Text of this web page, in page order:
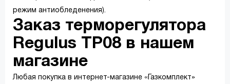
режим антиобледенения).
Заказ терморегулятора
Regulus TP08 в нашем
магазине
Любая покупка в интернет-магазине «Газкомплект»